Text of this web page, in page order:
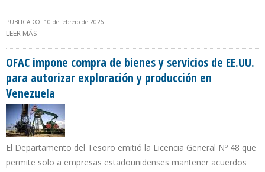
PUBLICADO: 10 de febrero de 2026
LEER MÁS
OFAC impone compra de bienes y servicios de EE.UU.
para autorizar exploración y producción en
Venezuela
El Departamento del Tesoro emitió la Licencia General Nº 48 que
permite solo a empresas estadounidenses mantener acuerdos